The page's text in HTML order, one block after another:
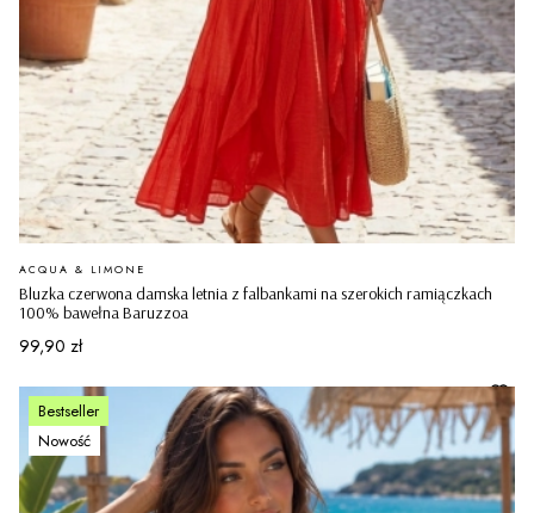
Bluzka czerwona damska letnia z falbankami na szerokich ramiączkach
100% bawełna Baruzzoa
PRODUCENT
ACQUA & LIMONE
Cena
99,90 zł
Bestseller
Nowość